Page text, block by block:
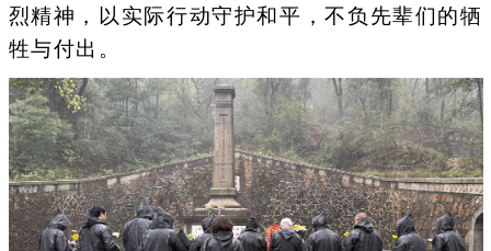
烈精神，以实际行动守护和平，不负先辈们的牺
牲与付出。